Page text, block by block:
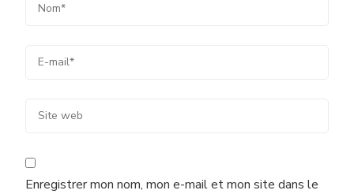
Enregistrer mon nom, mon e-mail et mon site dans le